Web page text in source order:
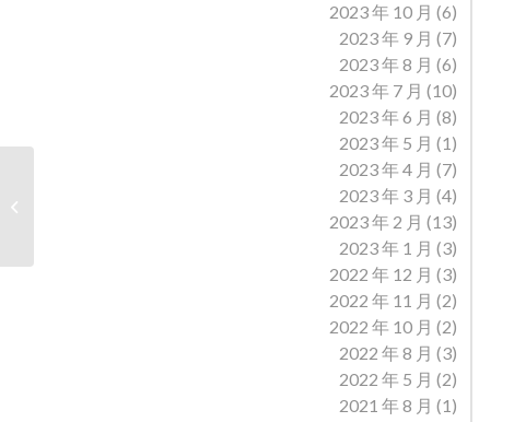
2023 年 10 月 (6)
2023 年 9 月 (7)
2023 年 8 月 (6)
2023 年 7 月 (10)
2023 年 6 月 (8)
2023 年 5 月 (1)
2023 年 4 月 (7)
2023 年 3 月 (4)
2023 年 2 月 (13)
2023 年 1 月 (3)
2022 年 12 月 (3)
2022 年 11 月 (2)
2022 年 10 月 (2)
2022 年 8 月 (3)
2022 年 5 月 (2)
2021 年 8 月 (1)